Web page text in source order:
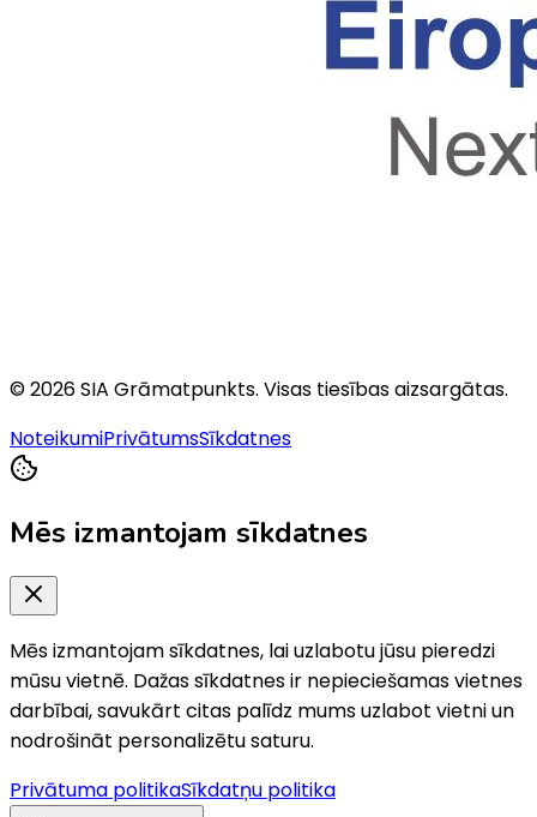
©2026SIA Grāmatpunkts. Visas tiesības aizsargātas.
NoteikumiPrivātumsSīkdatnes
Mēs izmantojam sīkdatnes
Mēs izmantojam sīkdatnes, lai uzlabotu jūsu pieredzi
mūsu vietnē. Dažas sīkdatnes ir nepieciešamas vietnes
darbībai, savukārt citas palīdz mums uzlabot vietni un
nodrošināt personalizētu saturu.
Privātuma politikaSīkdatņu politika